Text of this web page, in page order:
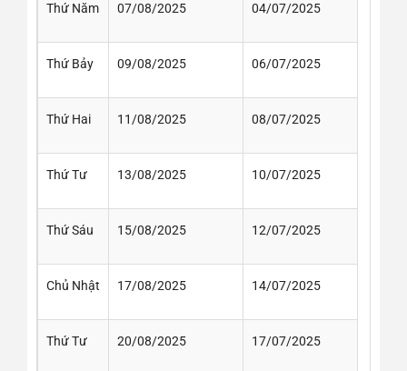
Thứ Năm 07/08/2025 04/07/2025
Thứ Bảy 09/08/2025 06/07/2025
Thứ Hai 11/08/2025 08/07/2025
Thứ Tư 13/08/2025 10/07/2025
Thứ Sáu 15/08/2025 12/07/2025
Chủ Nhật 17/08/2025 14/07/2025
Thứ Tư 20/08/2025 17/07/2025